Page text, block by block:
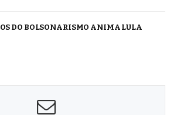
DO BOLSONARISMO ANIMA LULA